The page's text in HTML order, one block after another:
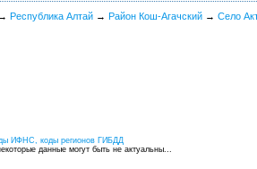
→ Республика Алтай → Район Кош-Агачский → Село
ИФНС, коды регионов ГИБДД
данные могут быть не актуальны...